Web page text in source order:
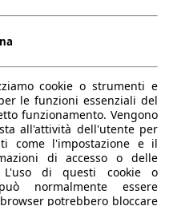
kg
- 3000 l
cookie o strumenti e
le funzioni essenziali del
funzionamento. Vengono
all'attività dell'utente per
come l'impostazione e il
di accesso o delle
L'uso di questi cookie o
normalmente essere
potrebbero bloccare